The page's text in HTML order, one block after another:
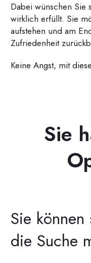
Dabei wünschen Sie
wirklich erfüllt. Sie
aufstehen und am
Zufriedenheit
Keine Angst, mit
Sie
Sie
die Suche